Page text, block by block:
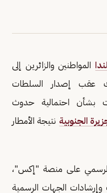
المواطنين والزائرين إلى
عقب إصدار السلطات
بشأن احتمالية حدوث
الجنوبية نتيجة الأمطار
الرسمي على منصة "إكس"،
وإرشادات الجهات الرسمية